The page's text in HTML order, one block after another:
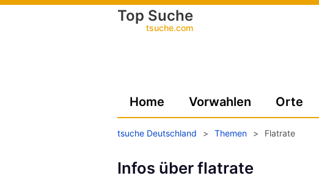
Top Suche
tsuche.com
Home Vorwahlen Orte
tsuche Deutschland > Themen > Flatrate
Infos über flatrate